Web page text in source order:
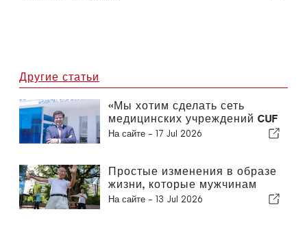
Другие статьи
«Мы хотим сделать сеть
медицинских учреждений CUF
более доступной для людей и
На сайте - 17 Jul 2026
Простые изменения в образе
жизни, которые мужчинам
следует вносить каждые
На сайте - 13 Jul 2026